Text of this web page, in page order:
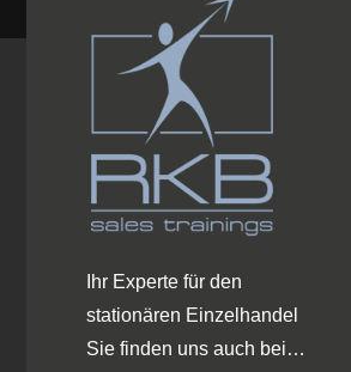
Ihr Experte für den
stationären Einzelhandel
Sie finden uns auch bei…